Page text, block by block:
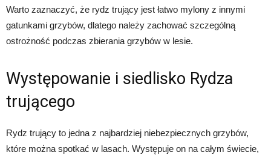
Warto zaznaczyć, że rydz trujący jest łatwo mylony z innymi
gatunkami grzybów, dlatego należy zachować szczególną
ostrożność podczas zbierania grzybów w lesie.
Występowanie i siedlisko Rydza
trującego
Rydz trujący to jedna z najbardziej niebezpiecznych grzybów,
które można spotkać w lasach. Występuje on na całym świecie,